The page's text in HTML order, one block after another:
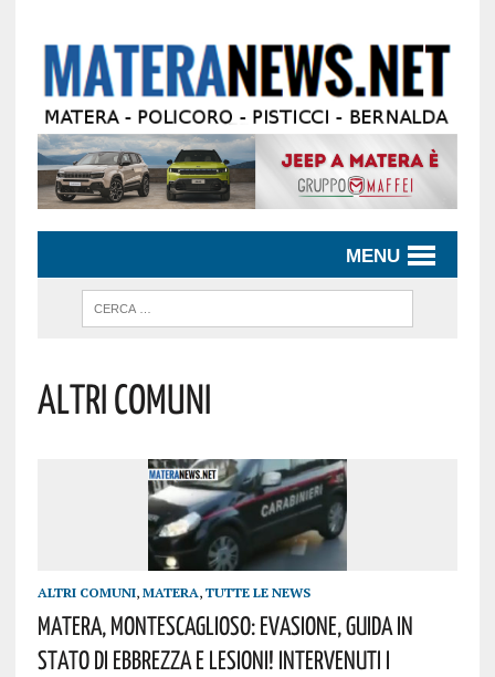
MENU
ALTRI COMUNI
ALTRI COMUNI, MATERA, TUTTE LE NEWS
Matera, Montescaglioso: Evasione, Guida In
Stato Di Ebbrezza E Lesioni! Intervenuti I